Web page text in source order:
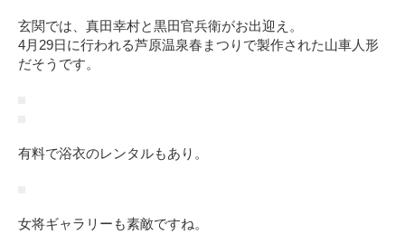
玄関では、真田幸村と黒田官兵衛がお出迎え。
4月29日に行われる芦原温泉春まつりで製作された山車人形
だそうです。
有料で浴衣のレンタルもあり。
女将ギャラリーも素敵ですね。